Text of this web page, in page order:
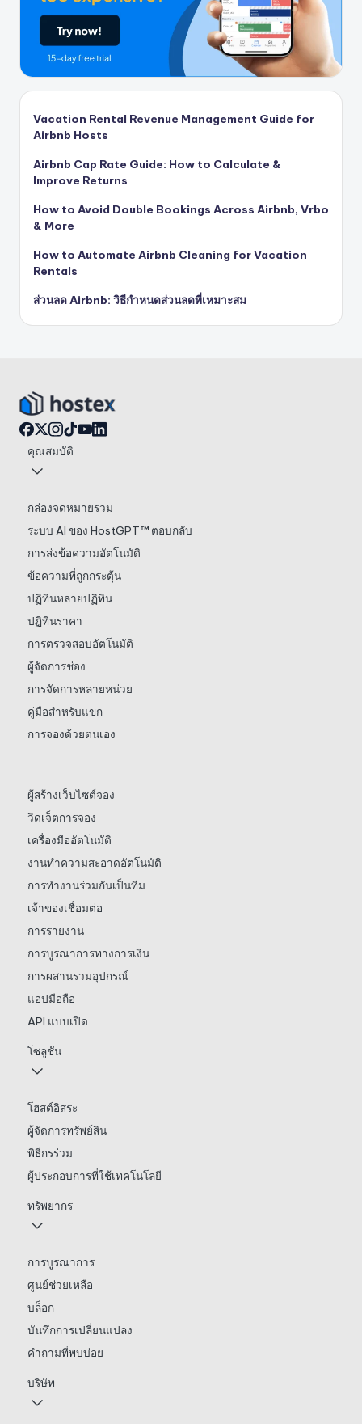
Vacation Rental Revenue Management Guide for
Airbnb Hosts
Airbnb Cap Rate Guide: How to Calculate &
Improve Returns
How to Avoid Double Bookings Across Airbnb, Vrbo
& More
How to Automate Airbnb Cleaning for Vacation
Rentals
ส่วนลด Airbnb: วิธีกำหนดส่วนลดที่เหมาะสม
คุณสมบัติ
กล่องจดหมายรวม
ระบบ AI ของ HostGPT™ ตอบกลับ
การส่งข้อความอัตโนมัติ
ข้อความที่ถูกกระตุ้น
ปฏิทินหลายปฏิทิน
ปฏิทินราคา
การตรวจสอบอัตโนมัติ
ผู้จัดการช่อง
การจัดการหลายหน่วย
คู่มือสำหรับแขก
การจองด้วยตนเอง
ผู้สร้างเว็บไซต์จอง
วิดเจ็ตการจอง
เครื่องมืออัตโนมัติ
งานทำความสะอาดอัตโนมัติ
การทำงานร่วมกันเป็นทีม
เจ้าของเชื่อมต่อ
การรายงาน
การบูรณาการทางการเงิน
การผสานรวมอุปกรณ์
แอปมือถือ
API แบบเปิด
โซลูชัน
โฮสต์อิสระ
ผู้จัดการทรัพย์สิน
พิธีกรร่วม
ผู้ประกอบการที่ใช้เทคโนโลยี
ทรัพยากร
การบูรณาการ
ศูนย์ช่วยเหลือ
บล็อก
บันทึกการเปลี่ยนแปลง
คำถามที่พบบ่อย
บริษัท